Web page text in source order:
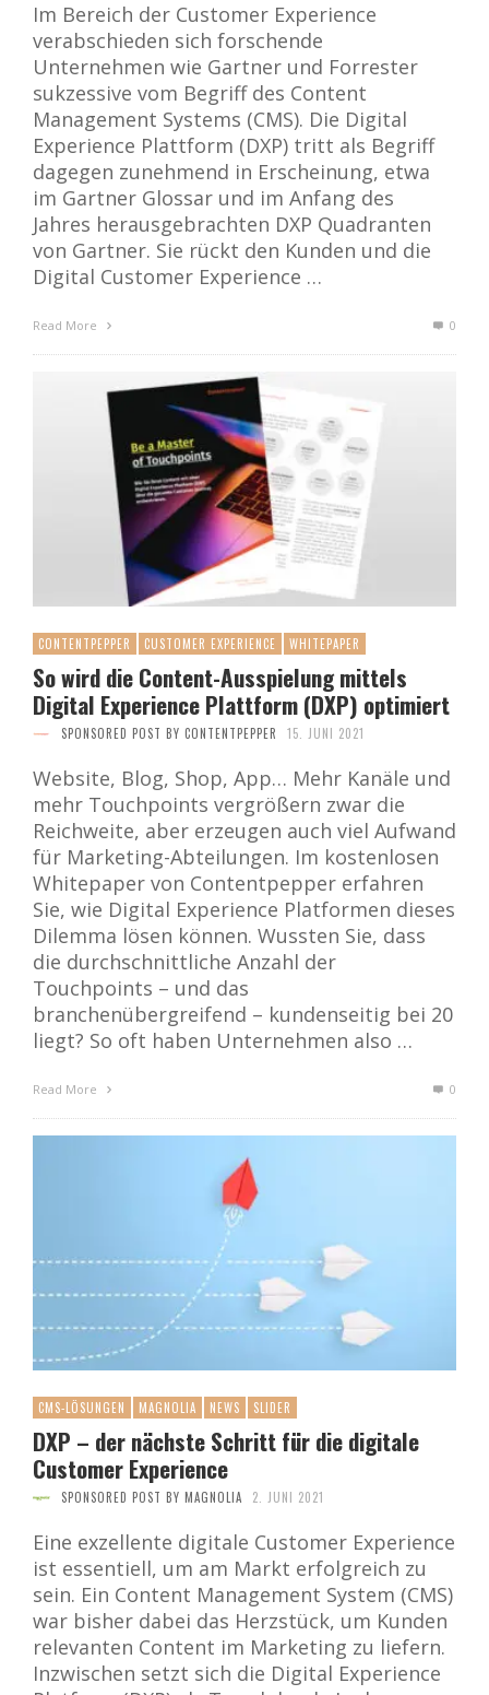
Im Bereich der Customer Experience
verabschieden sich forschende
Unternehmen wie Gartner und Forrester
sukzessive vom Begriff des Content
Management Systems (CMS). Die Digital
Experience Plattform (DXP) tritt als Begriff
dagegen zunehmend in Erscheinung, etwa
im Gartner Glossar und im Anfang des
Jahres herausgebrachten DXP Quadranten
von Gartner. Sie rückt den Kunden und die
Digital Customer Experience …
Read More 0
CONTENTPEPPER CUSTOMER EXPERIENCE WHITEPAPER
So wird die Content-Ausspielung mittels
Digital Experience Plattform (DXP) optimiert
SPONSORED POST BY CONTENTPEPPER 15. JUNI 2021
Website, Blog, Shop, App… Mehr Kanäle und
mehr Touchpoints vergrößern zwar die
Reichweite, aber erzeugen auch viel Aufwand
für Marketing-Abteilungen. Im kostenlosen
Whitepaper von Contentpepper erfahren
Sie, wie Digital Experience Platformen dieses
Dilemma lösen können. Wussten Sie, dass
die durchschnittliche Anzahl der
Touchpoints – und das
branchenübergreifend – kundenseitig bei 20
liegt? So oft haben Unternehmen also …
Read More 0
CMS-LÖSUNGEN MAGNOLIA NEWS SLIDER
DXP – der nächste Schritt für die digitale
Customer Experience
SPONSORED POST BY MAGNOLIA 2. JUNI 2021
Eine exzellente digitale Customer Experience
ist essentiell, um am Markt erfolgreich zu
sein. Ein Content Management System (CMS)
war bisher dabei das Herzstück, um Kunden
relevanten Content im Marketing zu liefern.
Inzwischen setzt sich die Digital Experience